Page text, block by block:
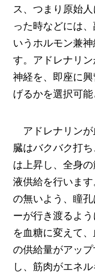
ス、つまり原始
った時などには
いうホルモン兼
す。アドレナリ
神経を、即座に
げるかを選択可能
アドレナリンが
臓はバクバク打
は上昇し、全身
液供給を行いま
の無いよう、瞳
ーが行き渡るよ
を血糖に変えて
の供給量がアッ
し、筋肉がエネ